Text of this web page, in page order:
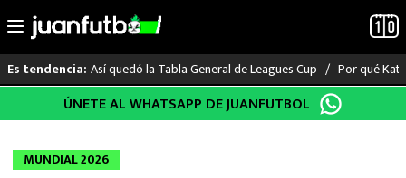
al
Es tendencia: Así quedó la Tabla General de Leagues Cup Por qué
LO ÚLTIMO
LIGA MX
ÚNETE AL WHATSAPP DE JUANFUTBOL
MUNDIAL 2026